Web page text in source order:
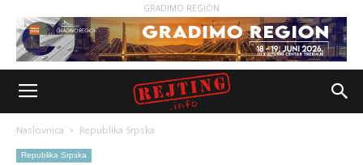
GRADIMO REGION
Naslovnica Republika Srpska
Republika Srpska